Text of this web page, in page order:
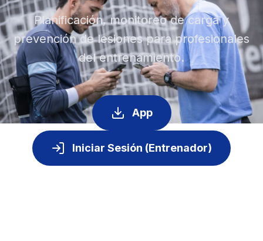
Planificación, monitoreo de carga y
prevención de lesiones para profesionales
del entrenamiento.
App
Iniciar Sesión (Entrenador)